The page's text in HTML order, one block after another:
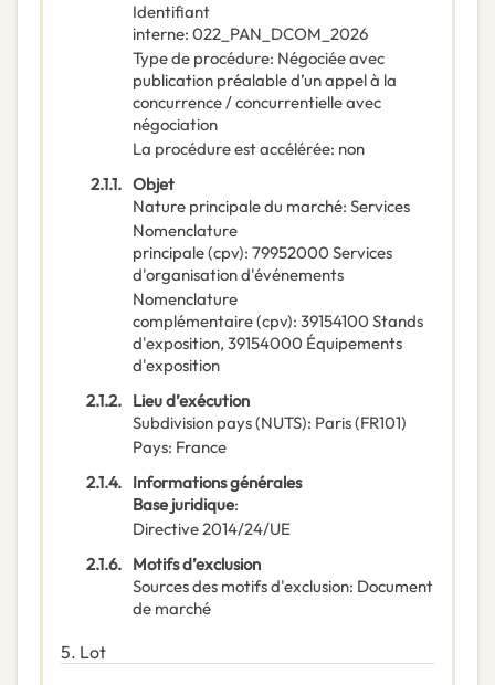
Identifiant
interne: 022_PAN_DCOM_2026
Type de procédure: Négociée avec
publication préalable d’un appel à la
concurrence / concurrentielle avec
négociation
La procédure est accélérée: non
2.1.1. Objet
Nature principale du marché: Services
Nomenclature
principale(cpv): 79952000 Services
d'organisation d'événements
Nomenclature
complémentaire(cpv): 39154100 Stands
d'exposition, 39154000 Équipements
d'exposition
2.1.2. Lieu d’exécution
Subdivision pays (NUTS): Paris(FR101)
Pays: France
2.1.4. Informations générales
Base juridique:
Directive 2014/24/UE
2.1.6. Motifs d’exclusion
Sources des motifs d'exclusion: Document
de marché
5. Lot